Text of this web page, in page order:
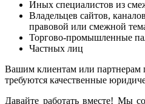
Иных специалистов из
Владельцев сайтов,
правовой или смежной
Торгово-промышленные
Частных лиц
Вашим клиентам или партнерам
требуются качественные
Давайте работать вместе! Мы